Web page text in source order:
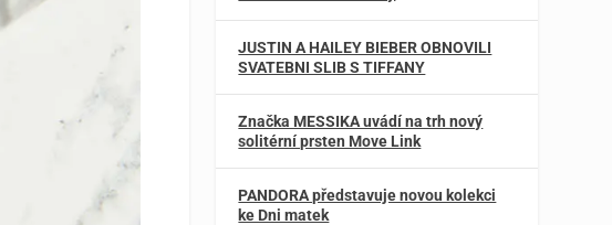
JUSTIN A HAILEY BIEBER OBNOVILI
SVATEBNI SLIB S TIFFANY
Značka MESSIKA uvádí na trh nový
solitérní prsten Move Link
PANDORA představuje novou kolekci
ke Dni matek